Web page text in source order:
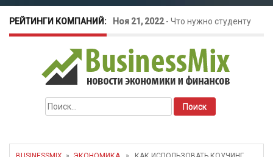
РЕЙТИНГИ КОМПАНИЙ: Ноя 21, 2022- Что нужно студенту
для открытия бизнеса?
Окт 26, 2022-Телефония для
amoCRM: лучшие инструменты для
бизнеса
Найти: